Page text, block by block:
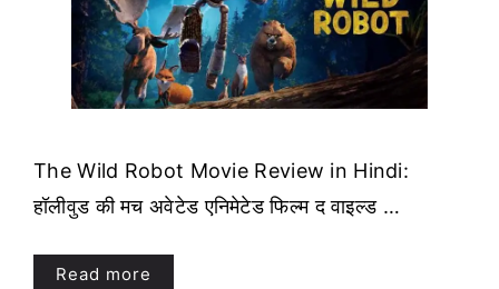
The Wild Robot Movie Review in Hindi:
हॉलीवुड की मच अवेटेड एनिमेटेड फिल्म द वाइल्ड …
Read more